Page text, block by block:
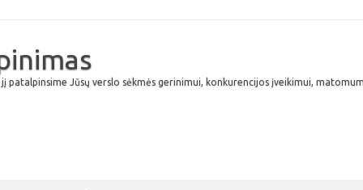
patalpinsime Jūsų verslo sėkmės gerinimui, konkurencijos įveikimui,